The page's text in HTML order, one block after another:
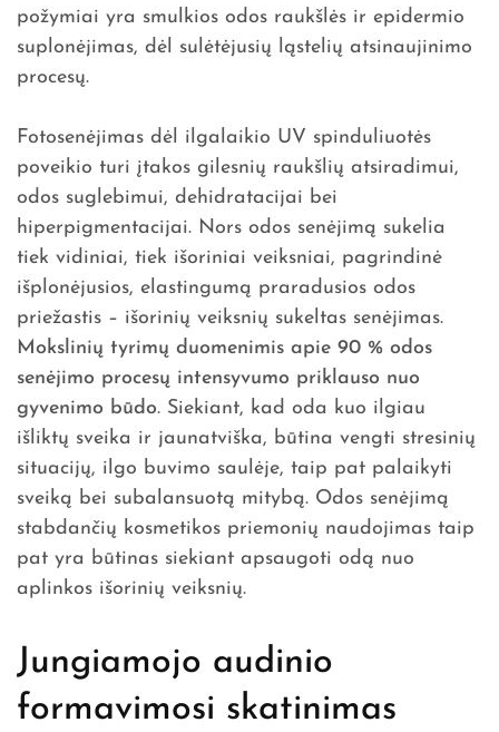
požymiai yra smulkios odos raukšlės ir epidermio
suplonėjimas, dėl sulėtėjusių ląstelių atsinaujinimo
procesų.
Fotosenėjimas dėl ilgalaikio UV spinduliuotės
poveikio turi įtakos gilesnių raukšlių atsiradimui,
odos suglebimui, dehidratacijai bei
hiperpigmentacijai. Nors odos senėjimą sukelia
tiek vidiniai, tiek išoriniai veiksniai, pagrindinė
išplonėjusios, elastingumą praradusios odos
priežastis – išorinių veiksnių sukeltas senėjimas.
Mokslinių tyrimų duomenimis apie 90 % odos
senėjimo procesų intensyvumo priklauso nuo
gyvenimo būdo. Siekiant, kad oda kuo ilgiau
išliktų sveika ir jaunatviška, būtina vengti stresinių
situacijų, ilgo buvimo saulėje, taip pat palaikyti
sveiką bei subalansuotą mitybą. Odos senėjimą
stabdančių kosmetikos priemonių naudojimas taip
pat yra būtinas siekiant apsaugoti odą nuo
aplinkos išorinių veiksnių.
Jungiamojo audinio
formavimosi skatinimas